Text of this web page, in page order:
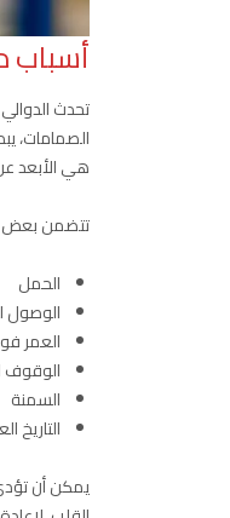
أسباب
تحدث
الصمامات،
هي الأبعد
تتضمن بعض
الحمل
الوصول
العمر
الوقوف
السمنة
التاريخ
يمكن أن